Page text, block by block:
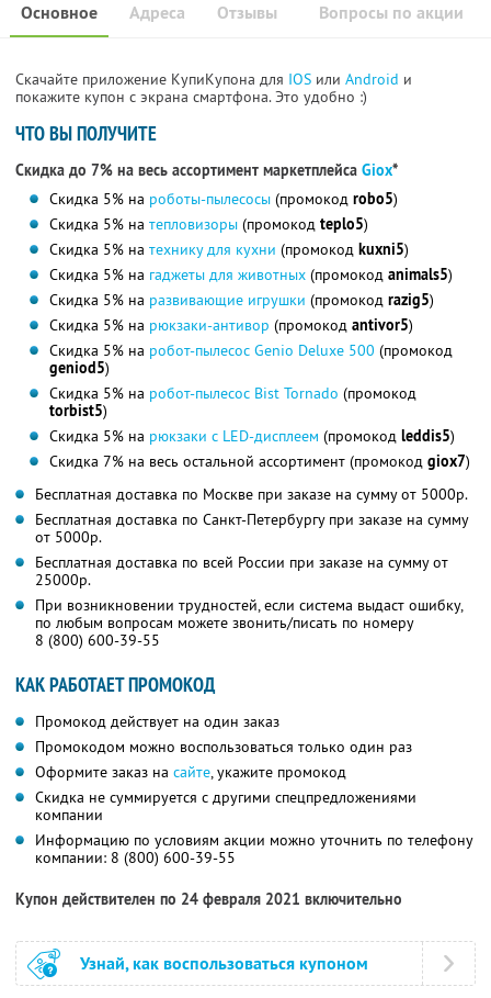
Основное Отзывы Вопросы по акции
Адреса
Скачайте приложение КупиКупона для IOS или Android и
покажите купон с экрана смартфона. Это удобно :)
ЧТО ВЫ ПОЛУЧИТЕ
Скидка до 7% на весь ассортимент маркетплейса Giox*
Скидка 5% на роботы-пылесосы(промокод robo5)
Скидка 5% на тепловизоры(промокод teplo5)
Скидка 5% на технику для кухни (промокод kuxni5)
Скидка 5% на гаджеты для животных(промокод animals5)
Скидка 5% на развивающие игрушки (промокод razig5)
Скидка 5% на рюкзаки-антивор (промокод antivor5)
Скидка 5% на робот-пылесос Genio Deluxe 500 (промокод
geniod5)
Скидка 5% на робот-пылесос Bist Tornado (промокод
torbist5)
Скидка 5% на рюкзаки с LED-дисплеем (промокод leddis5)
Скидка 7% на весь остальной ассортимент (промокод giox7)
Бесплатная доставка по Москве при заказе на сумму от 5000р.
Бесплатная доставка по Санкт-Петербургу при заказе на сумму
от 5000р.
Бесплатная доставка по всей России при заказе на сумму от
25000р.
При возникновении трудностей, если система выдаст ошибку,
по любым вопросам можете звонить/писать по номеру
8 (800) 600-39-55
КАК РАБОТАЕТ ПРОМОКОД
Промокод действует на один заказ
Промокодом можно воспользоваться только один раз
Оформите заказ на сайте, укажите промокод
Скидка не суммируется с другими спецпредложениями
компании
Информацию по условиям акции можно уточнить по телефону
компании: 8 (800) 600-39-55
Купон действителен по 24 февраля 2021 включительно
Узнай, как воспользоваться купоном